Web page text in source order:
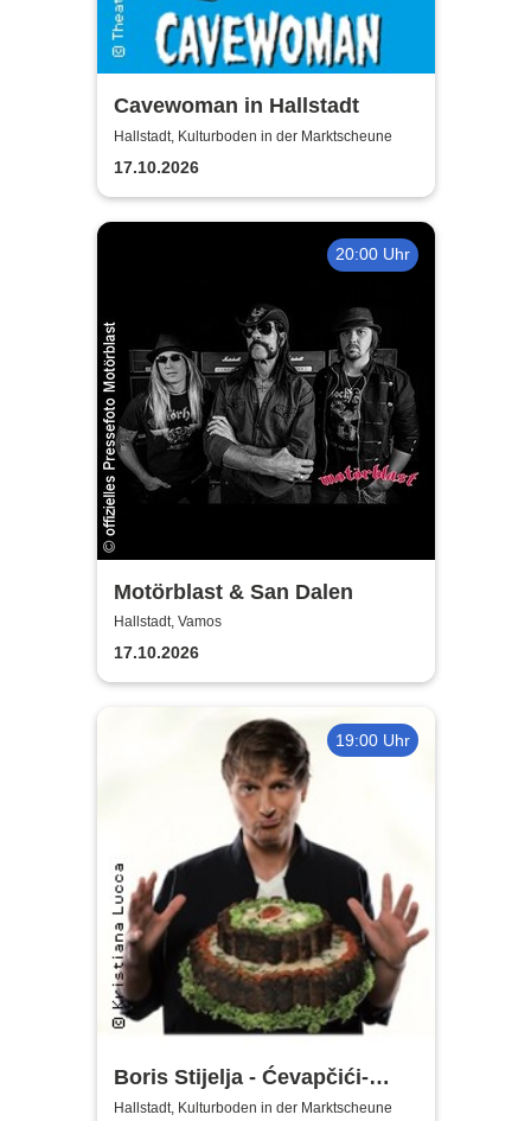
Cavewoman in Hallstadt
Hallstadt, Kulturboden in der Marktscheune
17.10.2026
20:00 Uhr
Motörblast & San Dalen
Hallstadt, Vamos
17.10.2026
19:00 Uhr
Boris Stijelja - Ćevapčići-
Therapie … für Liebe, Leib
Hallstadt, Kulturboden in der Marktscheune